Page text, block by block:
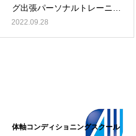
グ出張パーソナルトレーニン
グ】
2022.09.28
体軸コンディショニングスクール